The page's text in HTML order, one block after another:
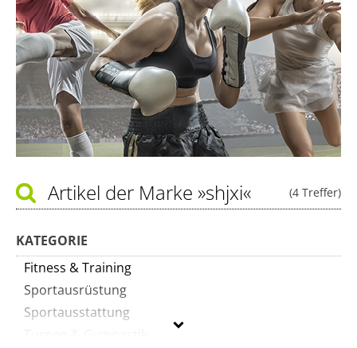
(4 Treffer)
Artikel der Marke »shjxi«
KATEGORIE
Fitness & Training
Sportausrüstung
Sportausstattung